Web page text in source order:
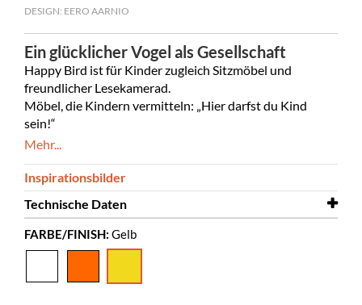
DESIGN: EERO AARNIO
Ein glücklicher Vogel als Gesellschaft
Happy Bird ist für Kinder zugleich Sitzmöbel und
freundlicher Lesekamerad.
Möbel, die Kindern vermitteln: „Hier darfst du Kind
sein!“
Mehr...
Inspirationsbilder
Technische Daten
Breite
570 mm
FARBE/FINISH: Gelb